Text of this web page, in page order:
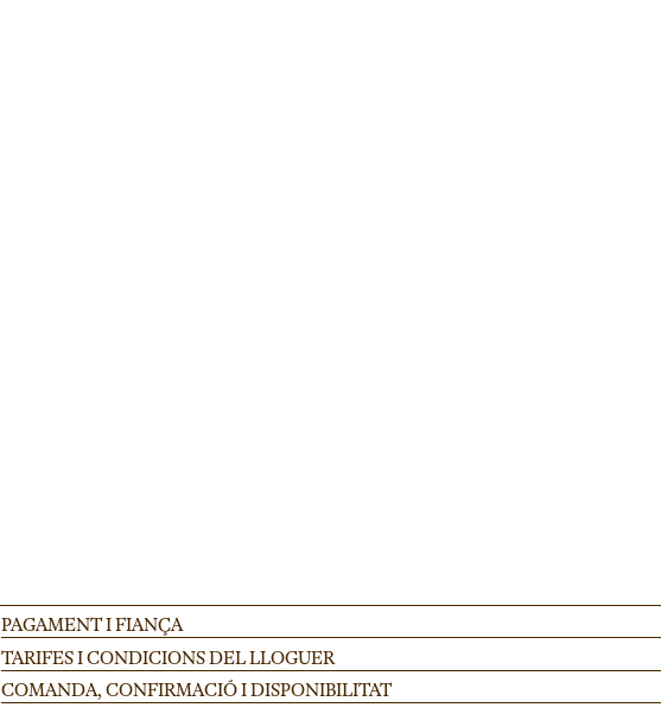
PAGAMENT I FIANÇA
TARIFES I CONDICIONS DEL LLOGUER
COMANDA, CONFIRMACIÓ I DISPONIBILITAT